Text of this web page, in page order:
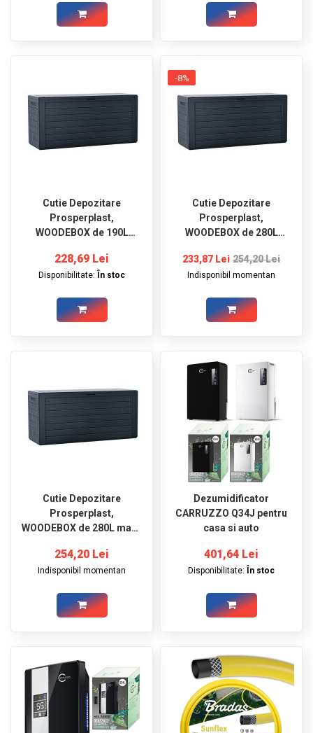
Cutie Depozitare
Prosperplast,
WOODEBOX de 190L
228,69 Lei
Disponibilitate: În stoc
-8%
Cutie Depozitare
Prosperplast,
WOODEBOX de 280L
233,87 Lei 254,20 Lei
Indisponibil momentan
Cutie Depozitare
Prosperplast,
WOODEBOX de 280L maro
254,20 Lei
Indisponibil momentan
Dezumidificator
CARRUZZO Q34J pentru
casa si auto
401,64 Lei
Disponibilitate: În stoc